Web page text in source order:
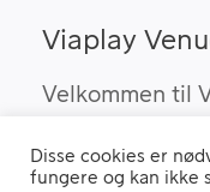
Viaplay
Velkommen til
finde barer,
Disse cookies er
fungere og kan ikke